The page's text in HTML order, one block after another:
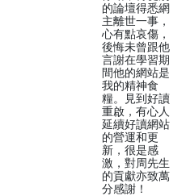
的論壇得悉網
主離世一事，
心有點哀傷，
後悔未曾跟他
言謝在學習期
間他的網站是
我的精神食
糧。見到好讀
重啟，有心人
延續好讀網站
的營運和更
新，很是感
激，對周先生
的貢獻亦致萬
分感謝！